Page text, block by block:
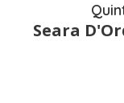
Seara